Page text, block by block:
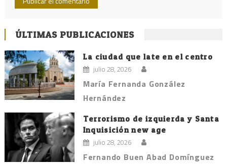
ÚLTIMAS PUBLICACIONES
La ciudad que late en el centro
julio 28, 2026
María Fernanda González
Hernández
Terrorismo de izquierda y Santa
Inquisición new age
julio 28, 2026
Fernando Buen Abad Domínguez